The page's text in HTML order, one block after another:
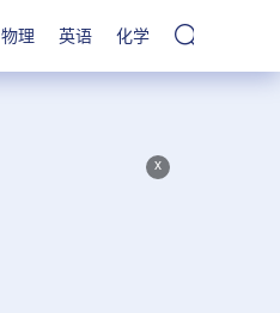
物理 英语 化学
x